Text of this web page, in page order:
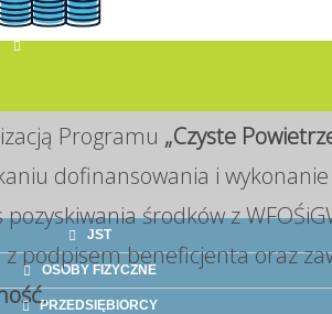
Programu „Czyste
dofinansowania i
środków z
z podpisem beneficjenta oraz
AKTUALNE NABORY
JST
OSOBY FIZYCZNE
PRZEDSIĘBIORCY